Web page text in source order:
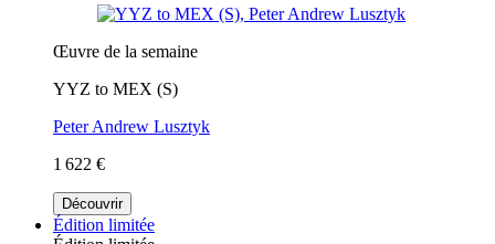
Œuvre de la semaine
YYZ to MEX (S)
Peter Andrew Lusztyk
1 622 €
Découvrir
Édition limitée